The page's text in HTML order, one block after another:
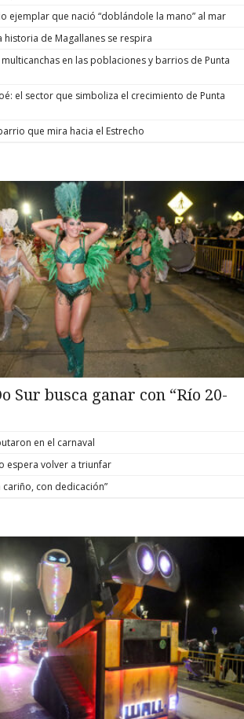
ejemplar que nació “doblándole la mano” al mar
historia de Magallanes se respira
en las poblaciones y barrios de Punta
el sector que simboliza el crecimiento de Punta
que mira hacia el Estrecho
Sur busca ganar con “Río 20-
en el carnaval
espera volver a triunfar
cariño, con dedicación”